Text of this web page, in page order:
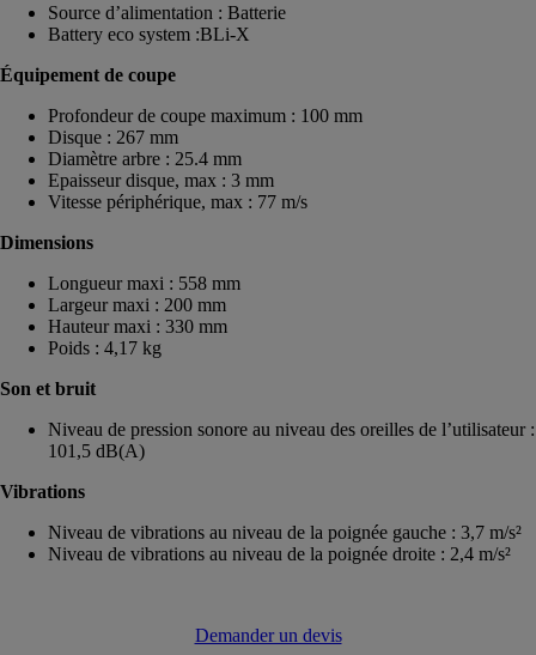
Source d’alimentation : Batterie
Battery eco system :BLi-X
Équipement de coupe
Profondeur de coupe maximum : 100 mm
Disque : 267 mm
Diamètre arbre : 25.4 mm
Epaisseur disque, max : 3 mm
Vitesse périphérique, max : 77 m/s
Dimensions
Longueur maxi : 558 mm
Largeur maxi : 200 mm
Hauteur maxi : 330 mm
Poids : 4,17 kg
Son et bruit
Niveau de pression sonore au niveau des oreilles de l’utilisateur :
101,5 dB(A)
Vibrations
Niveau de vibrations au niveau de la poignée gauche : 3,7 m/s²
Niveau de vibrations au niveau de la poignée droite : 2,4 m/s²
Demander un devis